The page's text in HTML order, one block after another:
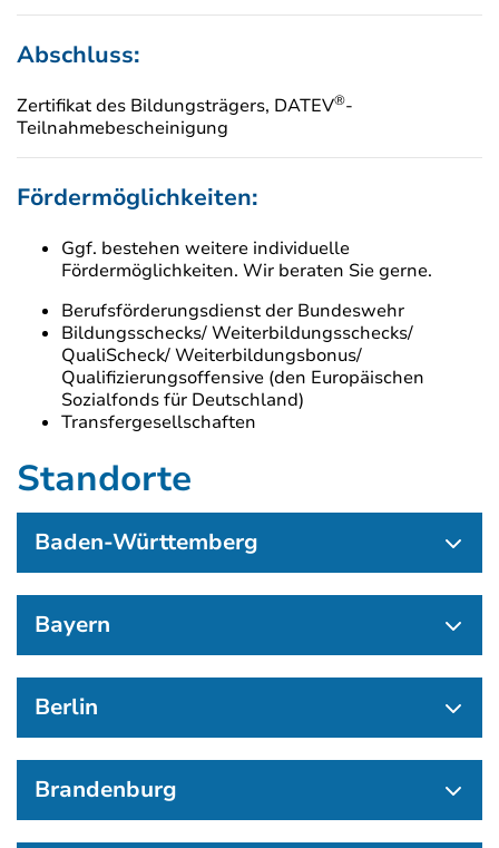
Abschluss:
Zertifikat des Bildungsträgers, DATEV®-
Teilnahmebescheinigung
Fördermöglichkeiten:
Ggf. bestehen weitere individuelle
Fördermöglichkeiten. Wir beraten Sie gerne.
Berufsförderungsdienst der Bundeswehr
Bildungsschecks/ Weiterbildungsschecks/
QualiScheck/ Weiterbildungsbonus/
Qualifizierungsoffensive (den Europäischen
Sozialfonds für Deutschland)
Transfergesellschaften
Standorte
Baden-Württemberg
Bayern
Berlin
Brandenburg